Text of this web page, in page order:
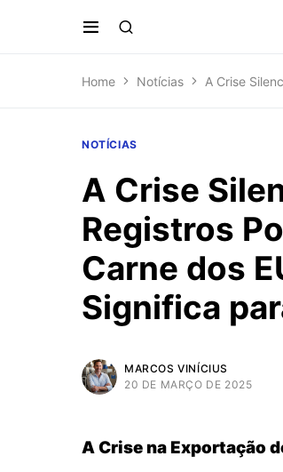
Home Notícias A Crise
NOTÍCIAS
A Crise
Registros
Carne dos
Significa
MARCOS VINÍCIUS
20 DE MARÇO DE 2025
A Crise na Exportação